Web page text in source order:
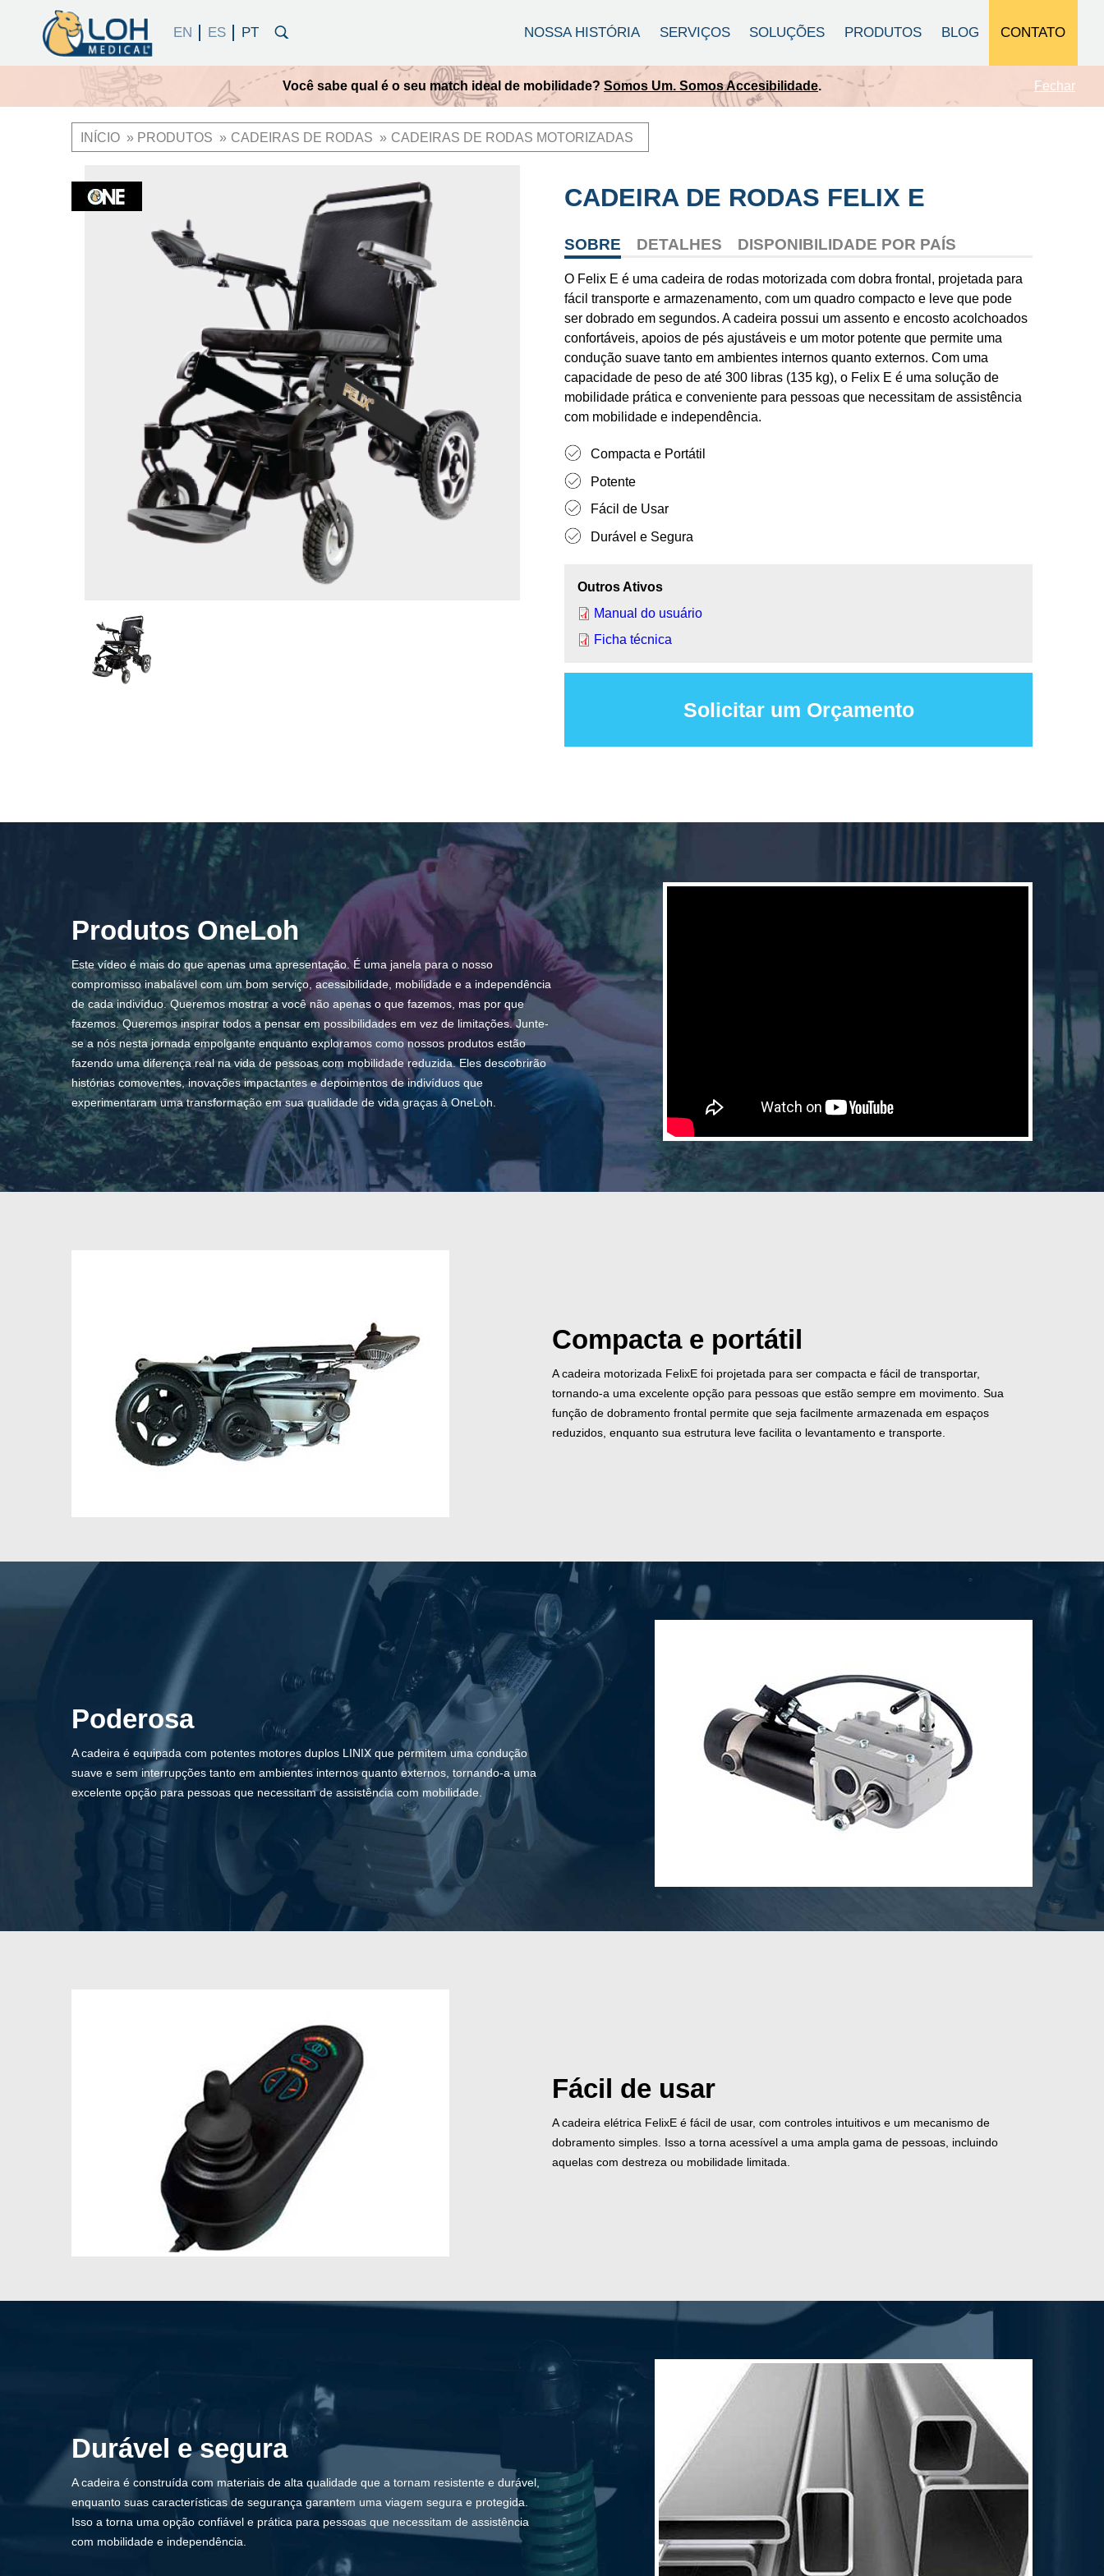
NOSSA HISTÓRIA SERVIÇOS SOLUÇÕES PRODUTOS BLOG CONTATO
Qual cadeira de rodas Quickie é mais adequada para você?Engenharia que se Adapta. Fechar
Trilha
de
navegação
INÍCIO PRODUTOS CADEIRAS DE RODAS CADEIRAS DE RODAS MOTORIZADAS
Product
CADEIRA DE RODAS FELIX E
SOBRE
O Felix E é uma cadeira de rodas motorizada com dobra frontal, projetada para
fácil transporte e armazenamento, com um quadro compacto e leve que pode
ser dobrado em segundos. A cadeira possui um assento e encosto acolchoados
confortáveis, apoios de pés ajustáveis e um motor potente que permite uma
condução suave tanto em ambientes internos quanto externos. Com uma
capacidade de peso de até 300 libras (135 kg), o Felix E é uma solução de
mobilidade prática e conveniente para pessoas que necessitam de assistência
com mobilidade e independência.
Compacta e Portátil
Potente
Fácil de Usar
Durável e Segura
Outros Ativos
Manual do usuário
Ficha técnica
Solicitar um Orçamento
DETALHES DISPONIBILIDADE POR PAÍS
Produtos OneLoh
Este vídeo é mais do que apenas uma apresentação. É uma janela para o nosso
compromisso inabalável com um bom serviço, acessibilidade, mobilidade e a independência
de cada indivíduo. Queremos mostrar a você não apenas o que fazemos, mas por que
fazemos. Queremos inspirar todos a pensar em possibilidades em vez de limitações. Junte-
se a nós nesta jornada empolgante enquanto exploramos como nossos produtos estão
fazendo uma diferença real na vida de pessoas com mobilidade reduzida. Eles descobrirão
histórias comoventes, inovações impactantes e depoimentos de indivíduos que
experimentaram uma transformação em sua qualidade de vida graças à OneLoh.
Compacta e portátil
A cadeira motorizada FelixE foi projetada para ser compacta e fácil de transportar,
tornando-a uma excelente opção para pessoas que estão sempre em movimento. Sua
função de dobramento frontal permite que seja facilmente armazenada em espaços
reduzidos, enquanto sua estrutura leve facilita o levantamento e transporte.
Poderosa
A cadeira é equipada com potentes motores duplos LINIX que permitem uma condução
suave e sem interrupções tanto em ambientes internos quanto externos, tornando-a uma
excelente opção para pessoas que necessitam de assistência com mobilidade.
Fácil de usar
A cadeira elétrica FelixE é fácil de usar, com controles intuitivos e um mecanismo de
dobramento simples. Isso a torna acessível a uma ampla gama de pessoas, incluindo
aquelas com destreza ou mobilidade limitada.
Durável e segura
A cadeira é construída com materiais de alta qualidade que a tornam resistente e durável,
enquanto suas características de segurança garantem uma viagem segura e protegida.
Isso a torna uma opção confiável e prática para pessoas que necessitam de assistência
com mobilidade e independência.